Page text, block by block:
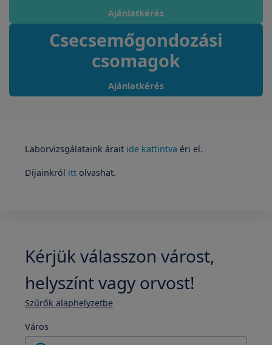
Ajánlatkérés
Csecsemőgondozási
csomagok
Ajánlatkérés
Laborvizsgálataink árait ide kattintva éri el.
Díjainkról itt olvashat.
Kérjük válasszon várost,
helyszínt vagy orvost!
Szűrők alaphelyzetbe
Város